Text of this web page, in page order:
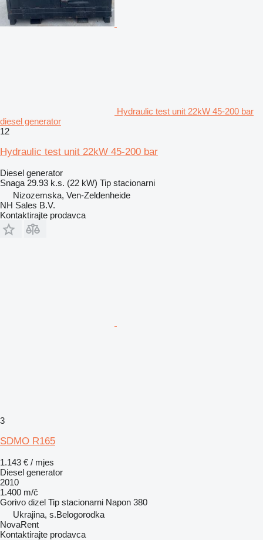
Hydraulic test unit 22kW 45-200 bar
diesel generator
12
Hydraulic test unit 22kW 45-200 bar
Diesel generator
Snaga 29.93 k.s. (22 kW) Tip stacionarni
Nizozemska, Ven-Zeldenheide
NH Sales B.V.
Kontaktirajte prodavca
3
SDMO R165
1.143 € / mjes
Diesel generator
2010
1.400 m/č
Gorivo dizel Tip stacionarni Napon 380
Ukrajina, s.Belogorodka
NovaRent
Kontaktirajte prodavca